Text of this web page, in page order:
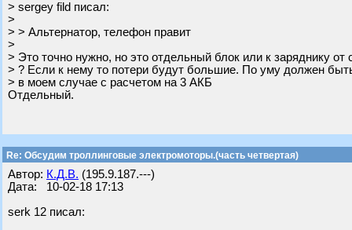
> sergey fild писал:
>
> > Альтернатор, телефон правит
>
> Это точно нужно, но это отдельный блок или к заряднику от
> ? Если к нему то потери будут большие. По уму должен
> в моем случае с расчетом на 3 АКБ
Отдельный.
Re: Обсудим троллинговые электромоторы.(часть четвертая)
Автор: К.Д.В. (195.9.187.---)
Дата: 10-02-18 17:13
serk 12 писал: